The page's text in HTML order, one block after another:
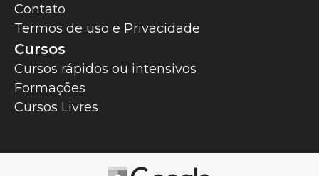
Contato
Termos de uso e Privacidade
Cursos
Cursos rápidos ou intensivos
Formações
Cursos Livres